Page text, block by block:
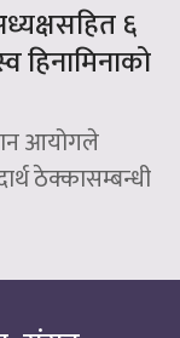
६
हिनामिनाको
आयोगले
ठेक्कासम्बन्धी